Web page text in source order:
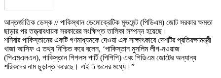
আন্তর্জাতিক ডেস্ক // পাকিস্থান ডেমোক্রেটিক মুভমেন্ট (পিডিএম) জোট সরকার ক্ষমতা
ছাড়ার পর তত্ত্বাবধায়ক সরকারের সংক্ষিপ্ত তালিকা সম্পন্ন হয়েছে।
শনিবার পাকিস্তানের একটি গণমাধ্যমকে দেওয়া এক সাক্ষাৎকারে দেশটির প্রতিরক্ষামন্ত্রী
খাজা আসিফ এ তথ্য নিশ্চিত করে বলেন, ‘পাকিস্তান মুসলিম লীগ-নওয়াজ
(পিএমএলএন), পাকিস্তান পিপলস পার্টি (পিপিপি) এবং পিডিএম জোটের অন্যান্য
শরিকদের নাম চূড়ান্ত করেছে। এই 5 জনের মধ্যে।”